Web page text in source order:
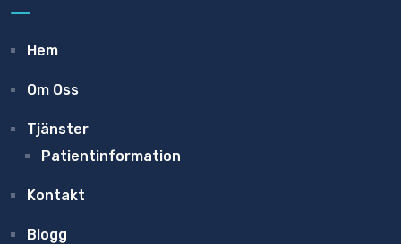
Hem
Om Oss
Tjänster
Patientinformation
Kontakt
Blogg